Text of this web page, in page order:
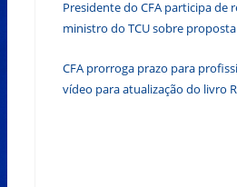
Presidente do CFA participa de
ministro do TCU sobre
CFA prorroga prazo para
vídeo para atualização do livro